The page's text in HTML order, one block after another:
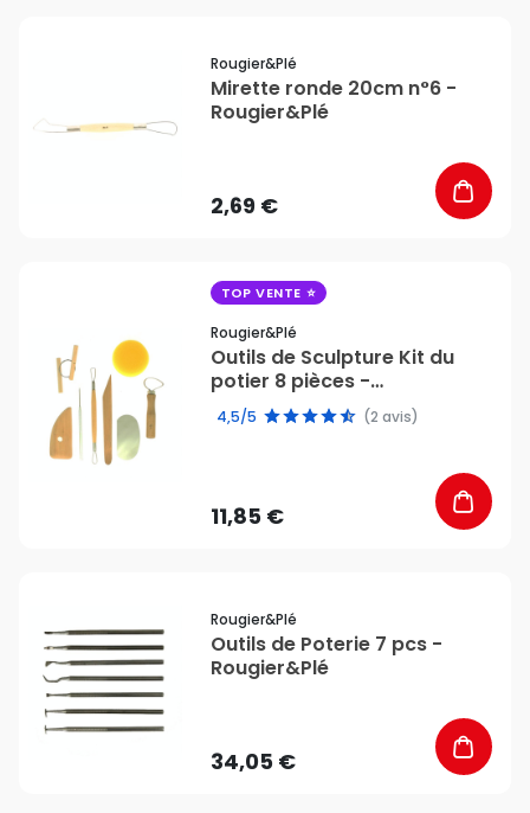
Rougier&plé
Mirette ronde 20cm n°6 -
Rougier&Plé
2,69 €
TOP VENTE
Rougier&plé
Outils de Sculpture Kit du
potier 8 pièces -
Rougier&Plé
4,5/5 (2 avis)
11,85 €
Rougier&plé
Outils de Poterie 7 pcs -
Rougier&Plé
34,05 €